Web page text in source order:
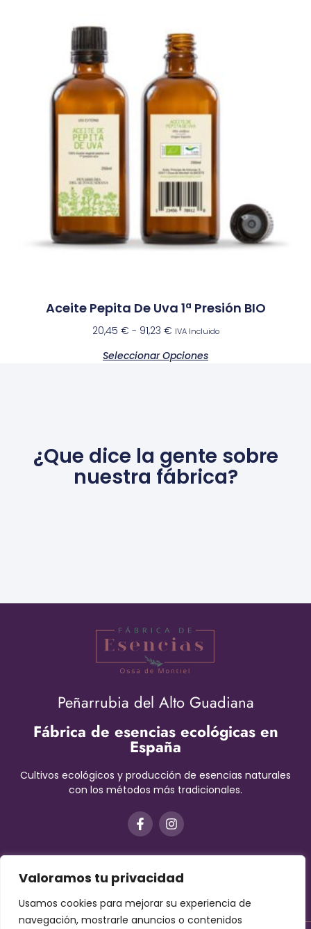
Valoramos tu privacidad
Usamos cookies para mejorar su experiencia de
navegación, mostrarle anuncios o contenidos
Aceite Pepita De Uva 1ª Presión BIO
20,45 € - 91,23 € IVA Incluido
Seleccionar Opciones
¿Que dice la gente sobre
nuestra fábrica?
Peñarrubia del Alto Guadiana
Fábrica de esencias ecológicas en
España
Cultivos ecológicos y producción de esencias naturales
con los métodos más tradicionales.